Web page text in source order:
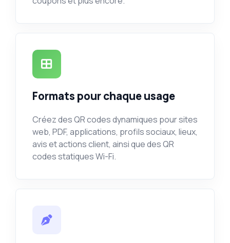
Formats pour chaque usage
Créez des QR codes dynamiques pour sites
web, PDF, applications, profils sociaux, lieux,
avis et actions client, ainsi que des QR
codes statiques Wi-Fi.